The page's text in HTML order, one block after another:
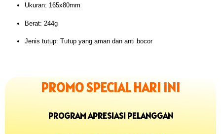
Ukuran: 165x80mm
Berat: 244g
Jenis tutup: Tutup yang aman dan anti bocor
PROMO SPECIAL HARI INI
PROGRAM APRESIASI PELANGGAN